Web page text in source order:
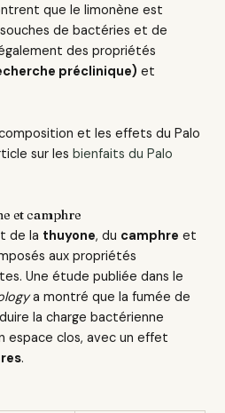
que le limonène est
de bactéries et de
des propriétés
préclinique) et
et les effets du Palo
sur lesbienfaits du Palo
et camphre
de la thuyone, du camphre et
aux propriétés
Une étude publiée dans le
a montré que la fumée de
la charge bactérienne
espace clos, avec un effet
.